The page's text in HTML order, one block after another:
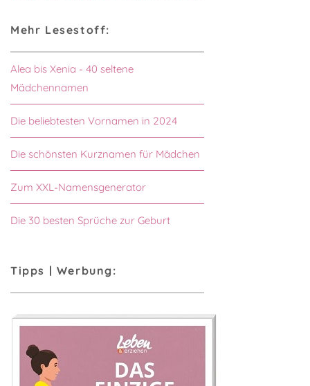
Mehr Lesestoff:
Alea bis Xenia - 40 seltene
Mädchennamen
Die beliebtesten Vornamen in 2024
Die schönsten Kurznamen für Mädchen
Zum XXL-Namensgenerator
Die 30 besten Sprüche zur Geburt
Tipps | Werbung: